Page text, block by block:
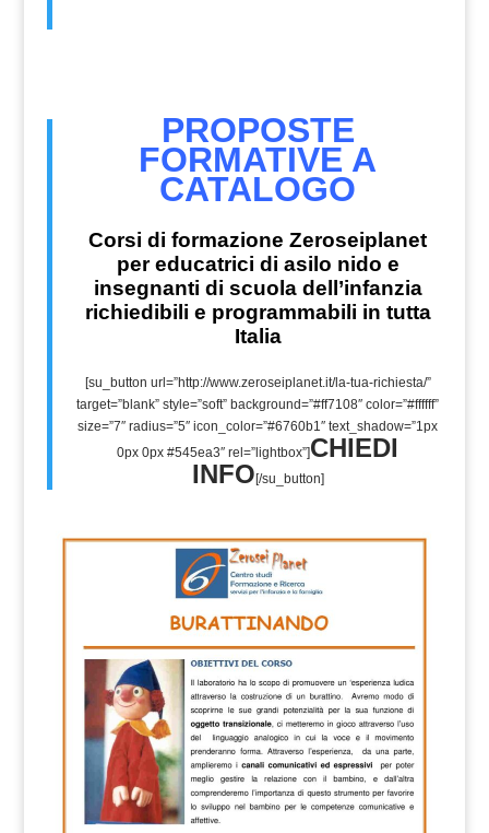
PROPOSTE
FORMATIVE A
CATALOGO
Corsi di formazione Zeroseiplanet
per educatrici di asilo nido e
insegnanti di scuola dell’infanzia
richiedibili e programmabili in tutta
Italia
[su_button url=”http://www.zeroseiplanet.it/la-tua-richiesta/”
target=”blank” style=”soft” background=”#ff7108″ color=”#ffffff”
size=”7″ radius=”5″ icon_color=”#6760b1″ text_shadow=”1px
0px 0px #545ea3″ rel=”lightbox”]CHIEDI
INFO [/su_button]